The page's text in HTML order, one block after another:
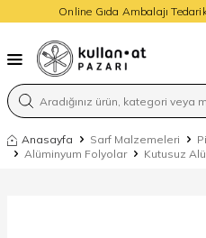
Online Gıda Ambalajı
Anasayfa Sarf Malzemeleri
Alüminyum Folyolar
Kutusuz